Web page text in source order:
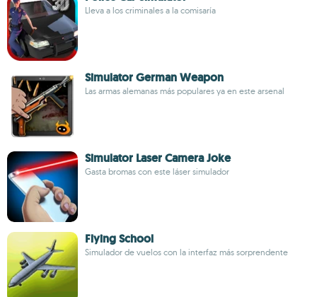
Lleva a los criminales a la comisaría
Simulator German Weapon
Las armas alemanas más populares ya en este arsenal
Simulator Laser Camera Joke
Gasta bromas con este láser simulador
Flying School
Simulador de vuelos con la interfaz más sorprendente